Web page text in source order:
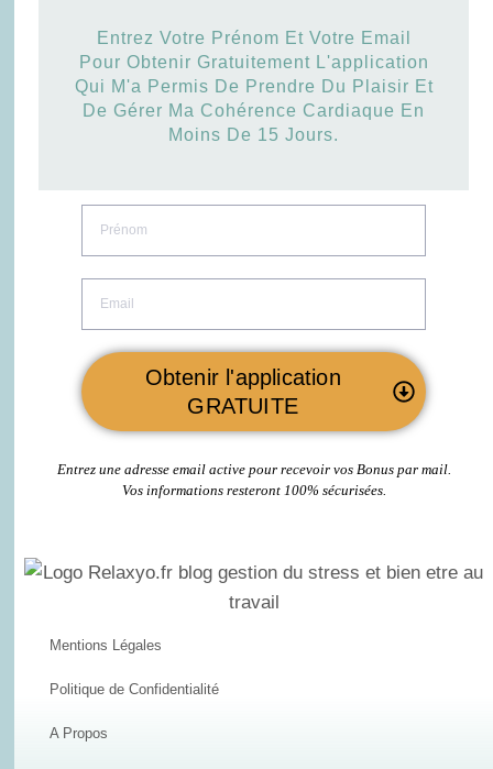
Entrez Votre Prénom Et Votre Email
Pour Obtenir Gratuitement L'application
Qui M'a Permis De Prendre Du Plaisir Et
De Gérer Ma Cohérence Cardiaque En
Moins De 15 Jours.
Obtenir l'application
GRATUITE
Entrez une adresse email active pour recevoir vos Bonus par mail.
Vos informations resteront 100% sécurisées.
Mentions Légales
Politique de Confidentialité
A Propos